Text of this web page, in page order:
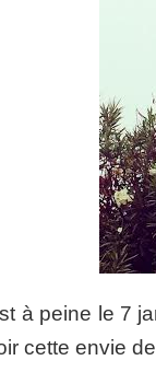
à peine le 7
cette envie